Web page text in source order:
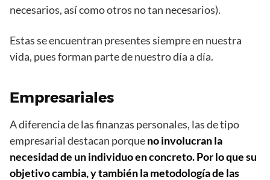
necesarios, así como otros no tan necesarios).
Estas se encuentran presentes siempre en nuestra
vida, pues forman parte de nuestro día a día.
Empresariales
A diferencia de las finanzas personales, las de tipo
empresarial destacan porqueno involucran la
necesidad de un individuo en concreto. Por lo que su
objetivo cambia, y también la metodología de las